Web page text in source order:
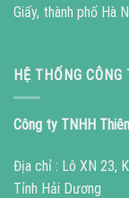
Giấy, thành phố Hà
HỆ THỐNG
Công ty TNHH
Địa chỉ : Lô XN 23,
Tỉnh Hải Dương